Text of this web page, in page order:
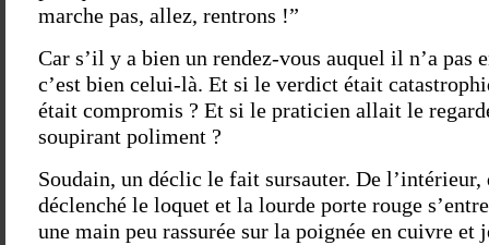
marche pas, allez, rentrons !”
Car s’il y a bien un rendez-vous auquel il n’a pas
c’est bien celui-là. Et si le verdict était
était compromis ? Et si le praticien allait le
soupirant poliment ?
Soudain, un déclic le fait sursauter. De l’intérieur,
déclenché le loquet et la lourde porte rouge
une main peu rassurée sur la poignée en cuivre et